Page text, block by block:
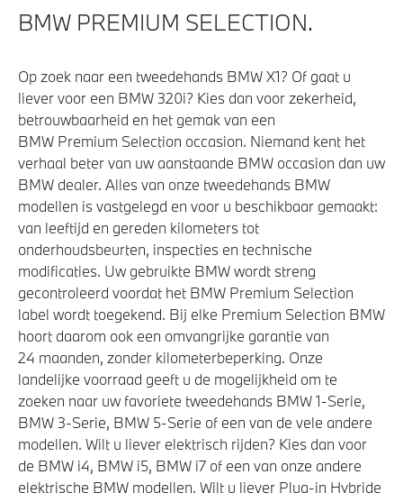
BMW PREMIUM SELECTION.
Op zoek naar een tweedehands BMW X1? Of gaat u
liever voor een BMW 320i? Kies dan voor zekerheid,
betrouwbaarheid en het gemak van een
BMW Premium Selection occasion. Niemand kent het
verhaal beter van uw aanstaande BMW occasion dan uw
BMW dealer. Alles van onze tweedehands BMW
modellen is vastgelegd en voor u beschikbaar gemaakt:
van leeftijd en gereden kilometers tot
onderhoudsbeurten, inspecties en technische
modificaties. Uw gebruikte BMW wordt streng
gecontroleerd voordat het BMW Premium Selection
label wordt toegekend. Bij elke Premium Selection BMW
hoort daarom ook een omvangrijke garantie van
24 maanden, zonder kilometerbeperking. Onze
landelijke voorraad geeft u de mogelijkheid om te
zoeken naar uw favoriete tweedehands BMW 1-Serie,
BMW 3-Serie, BMW 5-Serie of een van de vele andere
modellen. Wilt u liever elektrisch rijden? Kies dan voor
de BMW i4, BMW i5, BMW i7 of een van onze andere
elektrische BMW modellen. Wilt u liever Plug-in Hybride